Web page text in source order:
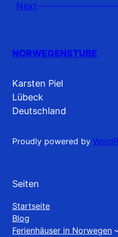
Next
NORWEGENSTUBE
Karsten Piel
Lübeck
Deutschland
Proudly powered by
Seiten
Startseite
Blog
Ferienhäuser in Norwegen